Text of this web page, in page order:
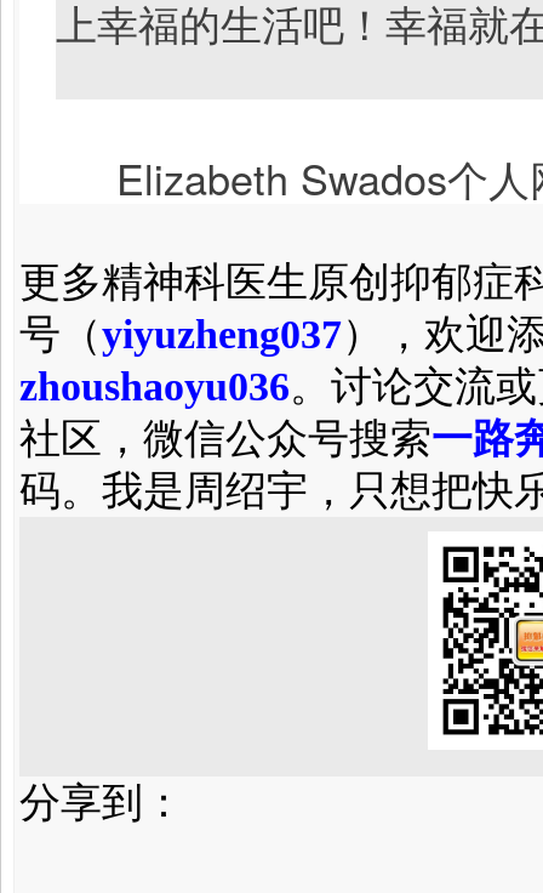
上幸福的生活吧！幸福就
Elizabeth Swados个
更多精神科医生原创抑郁症
号（yiyuzheng037），欢迎
zhoushaoyu036。讨论交流
社区，微信公众号搜索一路
码。我是周绍宇，只想把快
分享到：